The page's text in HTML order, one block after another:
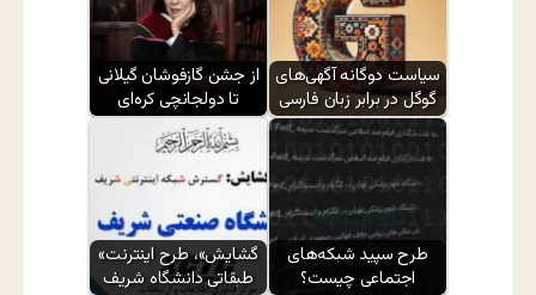
از جشن گازفوشان گیلانی
تا دولجانچی کره‌ای
سیاست دوگانه آگهی‌های
گوگل در برابر زبان فارسی
«گشایش»، طرح اینترنت
طبقاتی دانشگاه شریف
طرح سپید شبکه‌های
اجتماعی چیست؟